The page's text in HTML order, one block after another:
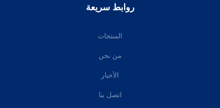
روابط سريعة
المنتجات
من نحن
الأخبار
اتصل بنا